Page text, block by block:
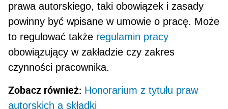
prawa autorskiego, taki obowiązek i zasady
powin­ny być wpisane w umowie o pracę. Może
to regulo­wać także regulamin pracy
obowiązujący w zakła­dzie czy zakres
czynności pracownika.
Zobacz również: Honorarium z tytułu praw
autorskich a składki